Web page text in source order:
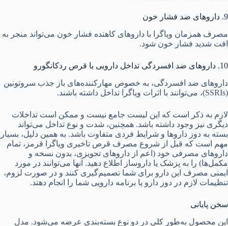
9. داروهای ضد فشار خون
مصرف همزمان ویاگرا با داروهای کاهنده فشار خون می‌تواند منجر به
افت شدید فشار خون شود.
10. داروهای ضد افسردگی تداخل دارویی با قرص ردکانگورو
داروهای ضد افسردگی، به خصوص مهارکننده‌های باز جذب سروتونین
(SSRIs)، می‌توانند با اثرات ویاگرا تداخل داشته باشند.
لازم به ذکر است که این لیست جامع نیست و ممکن است تداخلات
دیگری نیز وجود داشته باشد. همچنین، شدت و نوع تداخل می‌تواند
بسته به دوز داروها و شرایط فردی متفاوت باشد. به همین دلیل، بسیار
مهم است که قبل از شروع مصرف قرص تاخیری ویاگرا قرمز، تمام
داروهای مصرفی خود (اعم از داروهای تجویزی، بدون نسخه و
مکمل‌ها) را به پزشک یا داروساز اطلاع دهید. آنها می‌توانند در مورد
ایمنی مصرف این دارو برای شما تصمیم‌گیری کنند و در صورت لزوم،
تنظیمات لازم در دوز دارو یا برنامه دارویی شما را انجام دهند.
سخن پایانی
این محصول به‌طور کلی در دو نوع بسته‌بندی عرضه می‌شود. مدل